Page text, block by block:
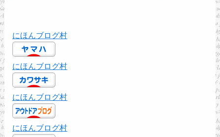
にほんブログ村
にほんブログ村
にほんブログ村
にほんブログ村